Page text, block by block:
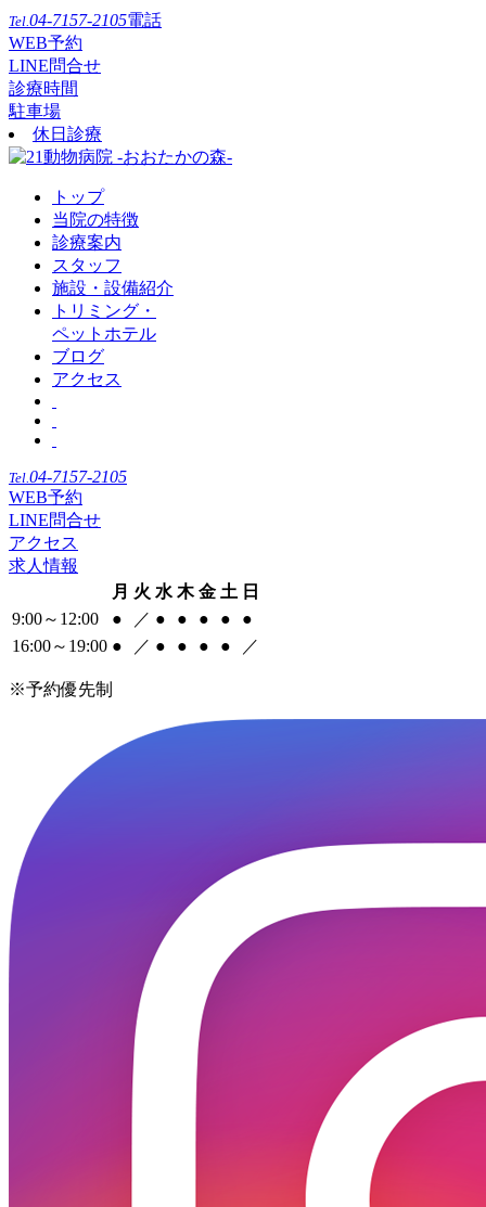
Tel. 04-7157-2105電話
WEB予約
LINE問合せ
診療時間
駐車場
休日診療
トップ
当院の特徴
診療案内
スタッフ
施設・設備紹介
トリミング・
ペットホテル
ブログ
アクセス
Tel. 04-7157-2105
WEB予約
LINE問合せ
アクセス
求人情報
月 火 水 木 金 土 日
9:00～12:00
● ／ ● ● ● ●
●
16:00～19:00 ● ／ ● ● ● ● ／
※予約優先制